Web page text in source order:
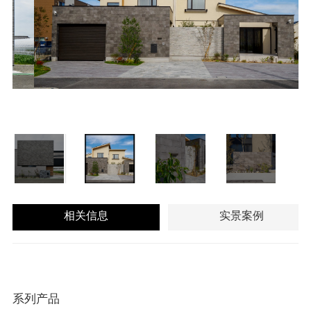
相关信息 实景案例
系列产品